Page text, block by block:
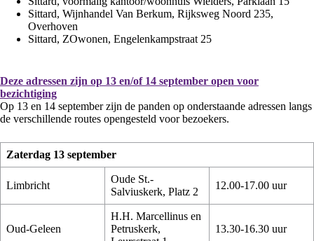
Sittard, Wijnhandel Van Berkum, Rijksweg Noord 235,
Overhoven
Sittard, ZOwonen, Engelenkampstraat 25
Deze adressen zijn op 13 en/of 14 september open voor
bezichtiging
Op 13 en 14 september zijn de panden op onderstaande adressen langs
de verschillende routes opengesteld voor bezoekers.
Zaterdag 13 september
Limbricht
Oude St.-
Salviuskerk, Platz 2
12.00-17.00 uur
Oud-Geleen
H.H. Marcellinus en
Petruskerk,
13.30-16.30 uur